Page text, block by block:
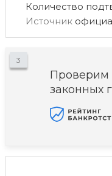
Количество
Источник
3
Проверим
законных